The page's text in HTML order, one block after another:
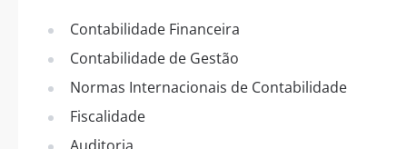
Contabilidade Financeira
Contabilidade de Gestão
Normas Internacionais de Contabilidade
Fiscalidade